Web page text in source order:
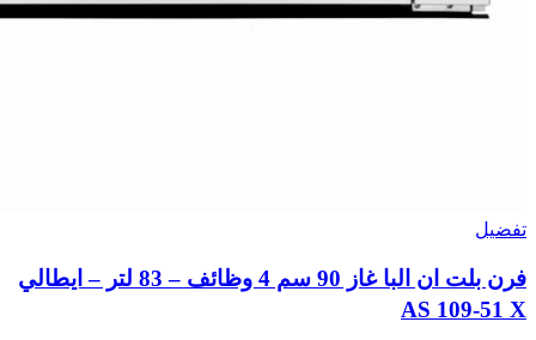
تفضيل
فرن بلت ان البا غاز 90 سم 4 وظائف – 83 لتر – ايطالي
AS 109-51 X